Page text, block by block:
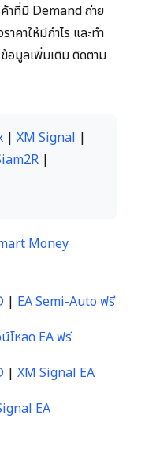
าที่มี Demand ถ่าย
คาให้มีกำไร และทำ
อมูลเพิ่มเติม ติดตาม
| XM Signal |
|
Money
| EA Semi-Auto ฟรี
น์โหลด EA ฟรี
| XM Signal EA
EA